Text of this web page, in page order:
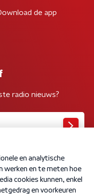
de app
radio nieuws?